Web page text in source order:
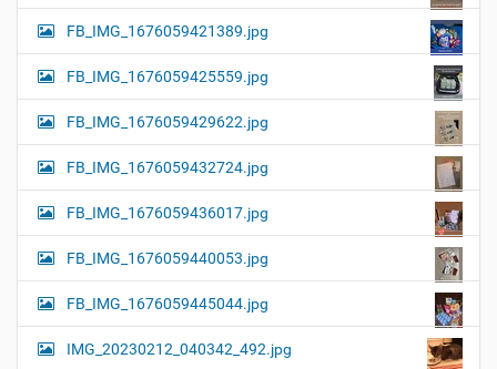
FB_IMG_1676059421389.jpg
FB_IMG_1676059425559.jpg
FB_IMG_1676059429622.jpg
FB_IMG_1676059432724.jpg
FB_IMG_1676059436017.jpg
FB_IMG_1676059440053.jpg
FB_IMG_1676059445044.jpg
IMG_20230212_040342_492.jpg